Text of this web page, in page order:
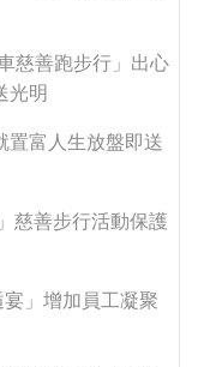
慈善跑步行」出心
光明
置富人生放盤即送
慈善步行活動保護
」增加員工凝聚